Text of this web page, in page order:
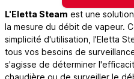
L'Eletta Steam est une
la mesure du débit de vapeur.
simplicité d'utilisation, l'Eletta
tous vos besoins de
s'agisse de déterminer
chaudière ou de surveiller le